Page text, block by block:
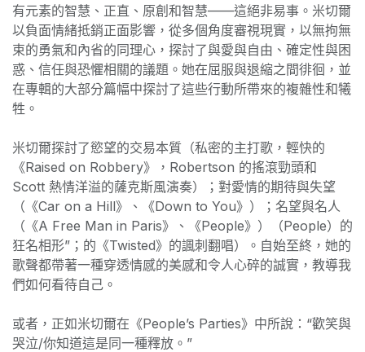
有元素的智慧、正直、原創和智慧——這絕非易事。米切爾
以負面情緒抵銷正面影響，從多個角度審視現實，以無拘無
束的勇氣和內省的同理心，探討了與愛與自由、確定性與困
惑、信任與恐懼相關的議題。她在屈服與退縮之間徘徊，並
在專輯的大部分篇幅中探討了這些行動所帶來的複雜性和犧
牲。
米切爾探討了慾望的交易本質（私密的主打歌，輕快的
《Raised on Robbery》，Robertson 的搖滾勁頭和
Scott 熱情洋溢的薩克斯風演奏）；對愛情的期待與失望
（《Car on a Hill》、《Down to You》）；名望與名人
（《A Free Man in Paris》、《People》）（People）的
狂名相形”；的《Twisted》的諷刺翻唱）。自始至終，她的
歌聲都帶著一種穿透情感的美感和令人心碎的誠實，教導我
們如何看待自己。
或者，正如米切爾在《People’s Parties》中所說：“歡笑與
哭泣/你知道這是同一種釋放。”